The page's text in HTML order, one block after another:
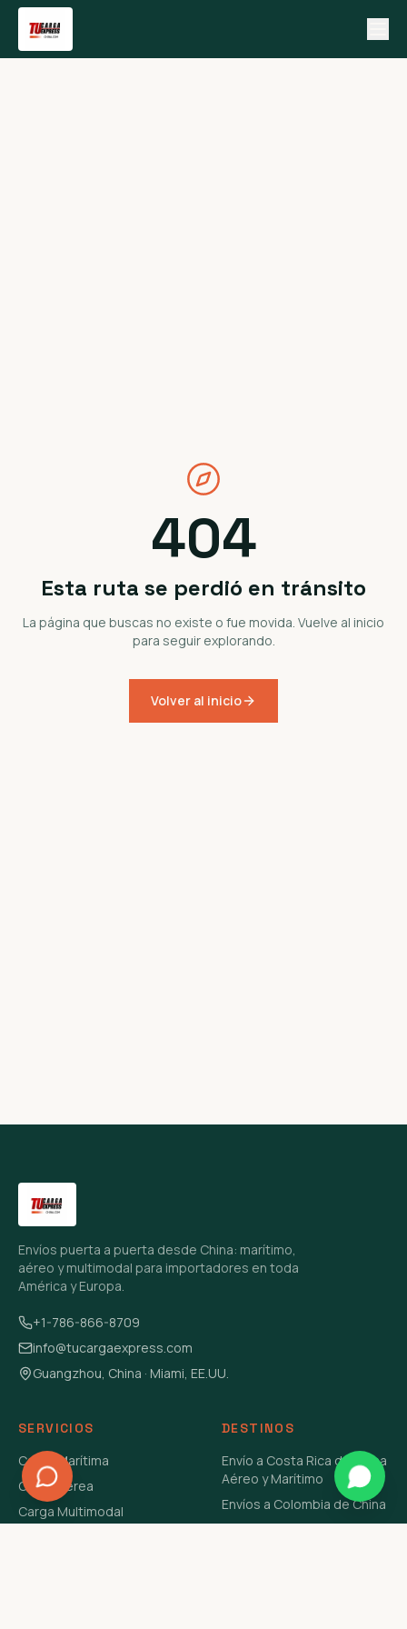
404
Esta ruta se perdió en tránsito
La página que buscas no existe o fue movida. Vuelve al inicio
para seguir explorando.
Volver al inicio
Envíos puerta a puerta desde China: marítimo,
aéreo y multimodal para importadores en toda
América y Europa.
+1-786-866-8709
info@tucargaexpress.com
Guangzhou, China · Miami, EE.UU.
SERVICIOS
Carga Marítima
Carga Aérea
Carga Multimodal
DESTINOS
Envío a Costa Rica de China
Aéreo y Marítimo
Envíos a Colombia de China